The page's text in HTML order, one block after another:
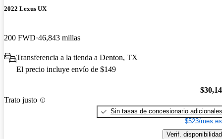
2022 Lexus UX
200 FWD 46,843 millas
Transferencia a la tienda a Denton, TX
El precio incluye envío de $149
Trato justo
Sin tasas de concesionario adicionales
$523/mes
Verif. disponibilidad